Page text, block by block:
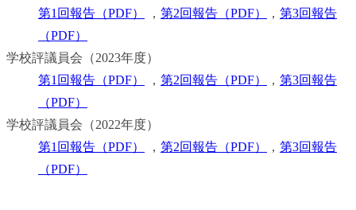
第1回報告（PDF）
， 第2回報告（PDF） ， 第3回報告
（PDF）
学校評議員会（2023年度）
第1回報告（PDF）
， 第2回報告（PDF） ， 第3回報告
（PDF）
学校評議員会（2022年度）
第1回報告（PDF）
， 第2回報告（PDF） ， 第3回報告
（PDF）